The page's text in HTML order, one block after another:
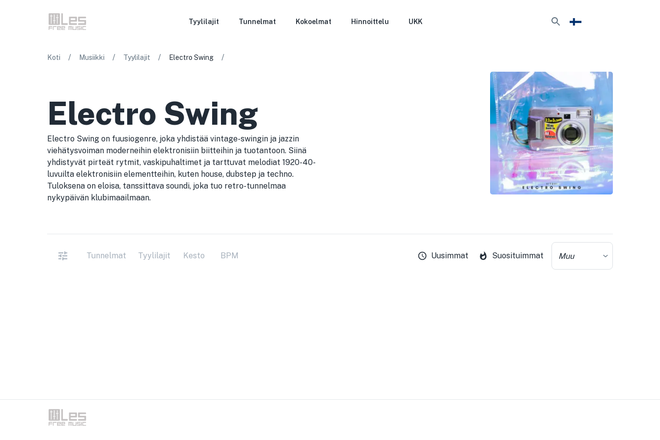
Tyylilajit Tunnelmat Kokoelmat Hinnoittelu UKK
Koti / Musiikki / Tyylilajit / Electro Swing /
Electro Swing
Electro Swing on fuusiogenre, joka yhdistää vintage-swingin ja jazzin
viehätysvoiman moderneihin elektronisiin biitteihin ja tuotantoon. Siinä
yhdistyvät pirteät rytmit, vaskipuhaltimet ja tarttuvat melodiat 1920-40-
luvuilta elektronisiin elementteihin, kuten house, dubstep ja techno.
Tuloksena on eloisa, tanssittava soundi, joka tuo retro-tunnelmaa
nykypäivän klubimaailmaan.
Tunnelmat Tyylilajit Kesto BPM Uusimmat Suosituimmat Muu